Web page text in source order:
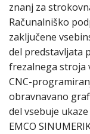
znanj za
Računalniško
zaključene
del predstavljata
frezalnega stroja
CNC-
obravnavano
del vsebuje
EMCO